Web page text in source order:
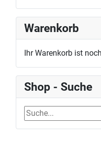
Warenkorb
Ihr Warenkorb ist
Shop - Suche